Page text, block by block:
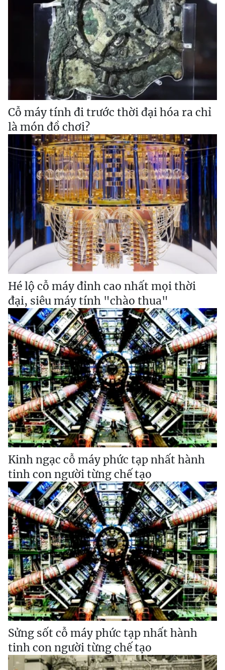
Cỗ máy tính đi trước thời đại hóa ra chỉ
là món đồ chơi?
Hé lộ cỗ máy đỉnh cao nhất mọi thời
đại, siêu máy tính "chào thua"
Kinh ngạc cỗ máy phức tạp nhất hành
tinh con người từng chế tạo
Sửng sốt cỗ máy phức tạp nhất hành
tinh con người từng chế tạo